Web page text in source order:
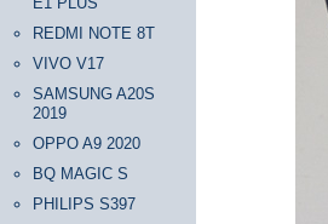
REDMI NOTE 8T
VIVO V17
SAMSUNG A20S
2019
OPPO A9 2020
BQ MAGIC S
PHILIPS S397